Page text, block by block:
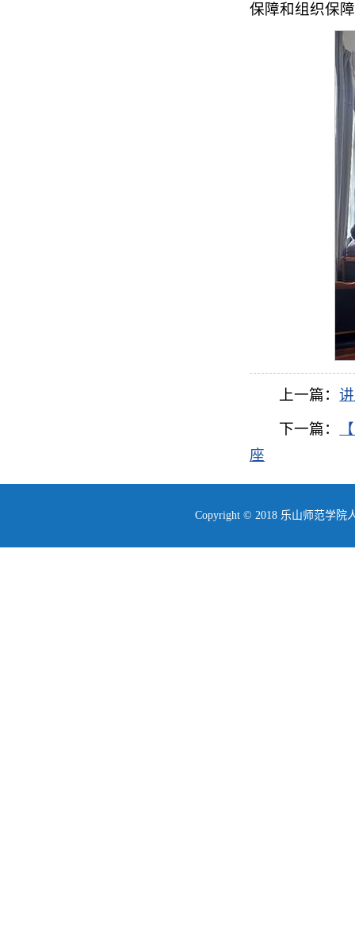
保障和组织保
上一篇：
下一篇：
座
Copyright © 2018 乐山师范学院